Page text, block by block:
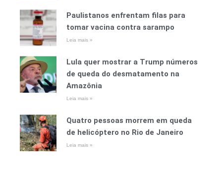
Paulistanos enfrentam filas para
tomar vacina contra sarampo
Leia mais »
Lula quer mostrar a Trump números
de queda do desmatamento na
Amazônia
Leia mais »
Quatro pessoas morrem em queda
de helicóptero no Rio de Janeiro
Leia mais »